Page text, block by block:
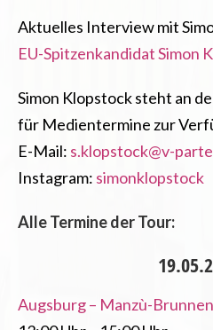
Aktuelles Interview mit
EU-Spitzenkandidat Simon
Simon Klopstock steht an
für Medientermine zur
E-Mail: s.klopstock@v-
Instagram: simonklopstock
Alle Termine der Tour:
Augsburg – Manzù-Brunnen